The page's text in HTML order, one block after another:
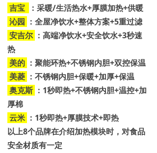
吉宝
：采暖/生活热水+厚膜加热+供暖
沁园 ：全屋净饮水+整体方案+5重过滤
安吉尔 ：高端净饮水+安全饮水+3秒速
热
美的 ： 聚能环热+不锈钢内胆+双控保温
美菱 ：不锈钢内胆+保暖+加厚+保温
奥克斯 ：1秒即热+不锈钢内胆+温控+加
厚棉
云米 ：1秒即热+厚膜技术+即热
以上8个品牌在介绍加热模块时，对食品
安全材质有一定